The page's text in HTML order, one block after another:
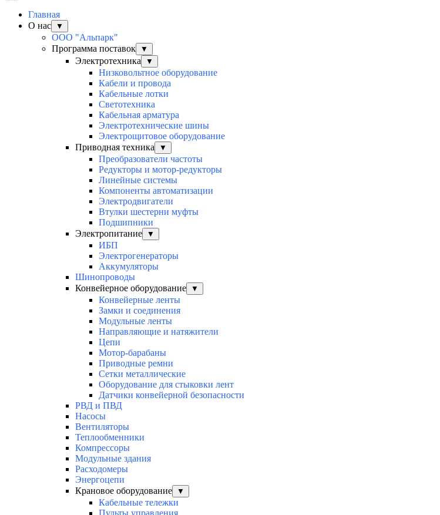
Главная
О нас
▼
ООО "Альпарк"
Программа поставок
▼
Электротехника ▼
Низковольтное оборудование
Кабели и провода
Кабельные лотки
Светотехника
Кабельная арматура
Электротехнические шины
Электрощитовое оборудование
Приводная техника
▼
Преобразователи частоты
Редукторы и мотор-редукторы
Линейные системы
Компоненты автоматизации
Электродвигатели
Втулки шестерни муфты
Подшипники
Электропитание
▼
ИБП
Электрогенераторы
Аккумуляторы
Шинопроводы
Конвейерное оборудование
▼
Конвейерные ленты
Замки и соединения
Модульные ленты
Направляющие и натяжители
Цепи
Мотор-барабаны
Приводные ремни
Сетки металлические
Оборудование для стыковки лент
Датчики конвейерной безопасности
РВД и ПВД
Насосы
Вентиляторы
Теплообменники
Компрессоры
Модульные здания
Расходомеры
Энергоцепи
Крановое оборудование
▼
Кабельные тележки